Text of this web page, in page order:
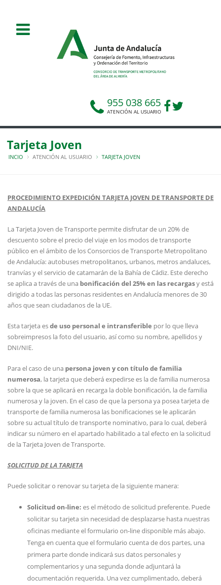
955 038 665
ATENCIÓN AL USUARIO
Tarjeta Joven
INCIO ATENCIÓN AL USUARIO TARJETA JOVEN
PROCEDIMIENTO EXPEDICIÓN TARJETA JOVEN DE TRANSPORTE DE
ANDALUCÍA
La Tarjeta Joven de Transporte permite disfrutar de un 20% de
descuento sobre el precio del viaje en los modos de transporte
público en el ámbito de los Consorcios de Transporte Metropolitano
de Andalucía: autobuses metropolitanos, urbanos, metros andaluces,
tranvías y el servicio de catamarán de la Bahía de Cádiz. Este derecho
se aplica a través de una bonificación del 25% en las recargasy está
dirigido a todas las personas residentes en Andalucía menores de 30
años que sean ciudadanos de la UE.
Esta tarjeta esde uso personal e intransferible por lo que lleva
sobreimpresos la foto del usuario, así como su nombre, apellidos y
DNI/NIE.
Para el caso de una persona joven y con título de familia
numerosa, la tarjeta que deberá expedirse es la de familia numerosa
sobre la que se aplicará en recarga la doble bonificación, la de familia
numerosa y la joven. En el caso de que la persona ya posea tarjeta de
transporte de familia numerosa las bonificaciones se le aplicarán
sobre su actual título de transporte nominativo, para lo cual, deberá
indicar su número en el apartado habilitado a tal efecto en la solicitud
de la Tarjeta Joven de Transporte.
SOLICITUD DE LA TARJETA
Puede solicitar o renovar su tarjeta de la siguiente manera:
Solicitud on-line: es el método de solicitud preferente. Puede
solicitar su tarjeta sin necesidad de desplazarse hasta nuestras
oficinas mediante el formulario on-line disponible más abajo.
Tenga en cuenta que el formulario cuenta de dos partes, una
primera parte donde indicará sus datos personales y
complementarios y una segunda donde adjuntará la
documentación requerida. Una vez cumplimentado, deberá